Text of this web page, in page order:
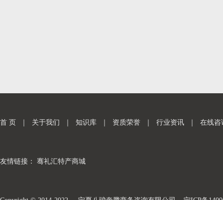
首 页 关于我们 知识库 资质荣誉 行业资讯 在线咨
友情链接： 骞礼汇特产商城